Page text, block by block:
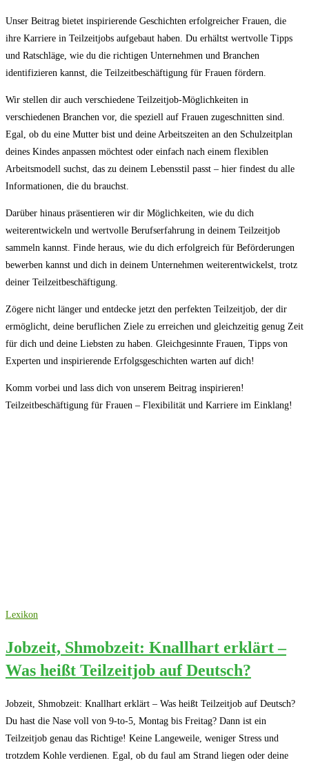
Unser Beitrag bietet inspirierende Geschichten erfolgreicher Frauen, die
ihre Karriere in Teilzeitjobs aufgebaut haben. Du erhältst wertvolle Tipps
und Ratschläge, wie du die richtigen Unternehmen und Branchen
identifizieren kannst, die Teilzeitbeschäftigung für Frauen fördern.
Wir stellen dir auch verschiedene Teilzeitjob-Möglichkeiten in
verschiedenen Branchen vor, die speziell auf Frauen zugeschnitten sind.
Egal, ob du eine Mutter bist und deine Arbeitszeiten an den Schulzeitplan
deines Kindes anpassen möchtest oder einfach nach einem flexiblen
Arbeitsmodell suchst, das zu deinem Lebensstil passt – hier findest du alle
Informationen, die du brauchst.
Darüber hinaus präsentieren wir dir Möglichkeiten, wie du dich
weiterentwickeln und wertvolle Berufserfahrung in deinem Teilzeitjob
sammeln kannst. Finde heraus, wie du dich erfolgreich für Beförderungen
bewerben kannst und dich in deinem Unternehmen weiterentwickelst, trotz
deiner Teilzeitbeschäftigung.
Zögere nicht länger und entdecke jetzt den perfekten Teilzeitjob, der dir
ermöglicht, deine beruflichen Ziele zu erreichen und gleichzeitig genug Zeit
für dich und deine Liebsten zu haben. Gleichgesinnte Frauen, Tipps von
Experten und inspirierende Erfolgsgeschichten warten auf dich!
Komm vorbei und lass dich von unserem Beitrag inspirieren!
Teilzeitbeschäftigung für Frauen – Flexibilität und Karriere im Einklang!
Lexikon
Jobzeit, Shmobzeit: Knallhart erklärt –
Was heißt Teilzeitjob auf Deutsch?
Jobzeit, Shmobzeit: Knallhart erklärt – Was heißt Teilzeitjob auf Deutsch?
Du hast die Nase voll von 9-to-5, Montag bis Freitag? Dann ist ein
Teilzeitjob genau das Richtige! Keine Langeweile, weniger Stress und
trotzdem Kohle verdienen. Egal, ob du faul am Strand liegen oder deine